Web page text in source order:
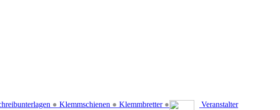
● Klemmschienen ● Klemmbretter ● Veranstalter